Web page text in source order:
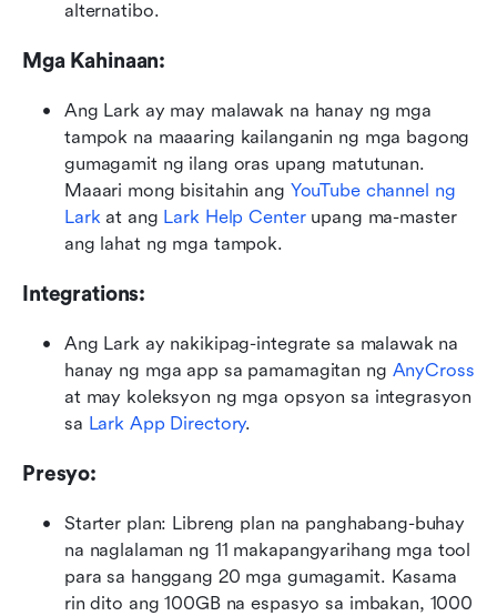
alternatibo.
Mga Kahinaan:
Ang Lark ay may malawak na hanay ng mga
tampok na maaaring kailanganin ng mga bagong
gumagamit ng ilang oras upang matutunan.
Maaari mong bisitahin ang YouTube channel ng
Lark at ang Lark Help Center upang ma-master
ang lahat ng mga tampok.
Integrations:
Ang Lark ay nakikipag-integrate sa malawak na
hanay ng mga app sa pamamagitan ng AnyCross
at may koleksyon ng mga opsyon sa integrasyon
sa Lark App Directory.
Presyo:
Starter plan: Libreng plan na panghabang-buhay
na naglalaman ng 11 makapangyarihang mga tool
para sa hanggang 20 mga gumagamit. Kasama
rin dito ang 100GB na espasyo sa imbakan, 1000